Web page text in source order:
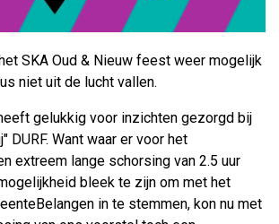
SKA Oud & Nieuw feest weer mogelijk
niet uit de lucht vallen.
gelukkig voor inzichten gezorgd bij
DURF. Want waar er voor het
extreem lange schorsing van 2.5 uur
bleek te zijn om met het
in te stemmen, kon nu met